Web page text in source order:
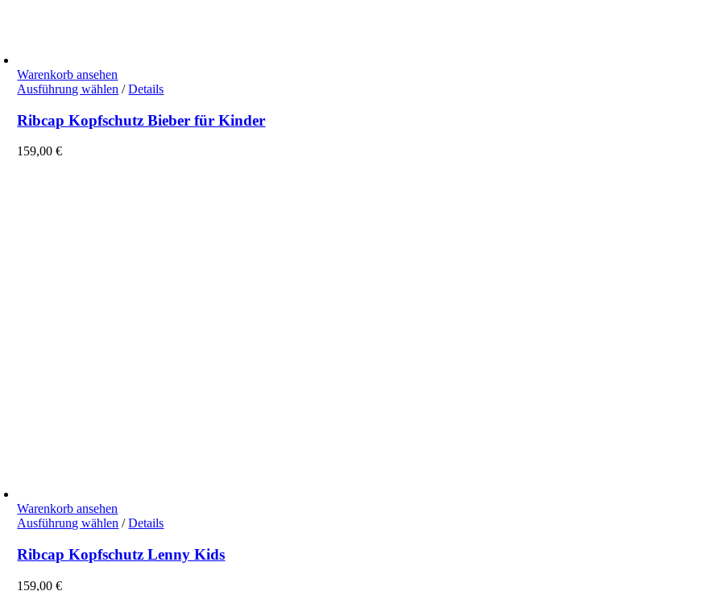
Warenkorb ansehen
Ausführung wählen Dieses
weist
mehrere
/ Details
Ribcap Kopfschutz Bieber für Kinder
159,00€
Warenkorb ansehen
Ausführung wählen Dieses
weist
mehrere
/ Details
Ribcap Kopfschutz Lenny Kids
159,00€